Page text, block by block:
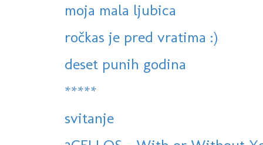
moja mala ljubica
ročkas je pred vratima :)
deset punih godina
*****
svitanje